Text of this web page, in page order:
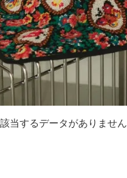
該当するデータがありません